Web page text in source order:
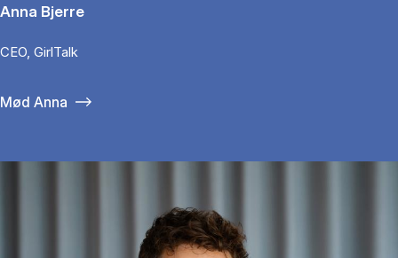
Anna Bjerre
CEO, GirlTalk
Mød Anna